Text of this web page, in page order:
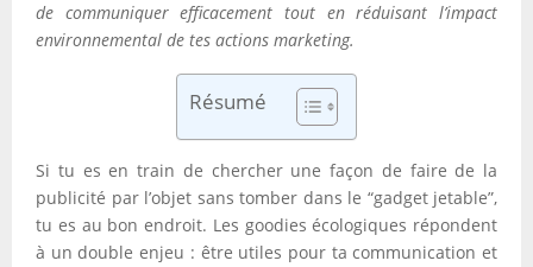
de communiquer efficacement tout en réduisant l’impact
environnemental de tes actions marketing.
Résumé
Si tu es en train de chercher une façon de faire de la
publicité par l’objet sans tomber dans le “gadget jetable”,
tu es au bon endroit. Les goodies écologiques répondent
à un double enjeu : être utiles pour ta communication et